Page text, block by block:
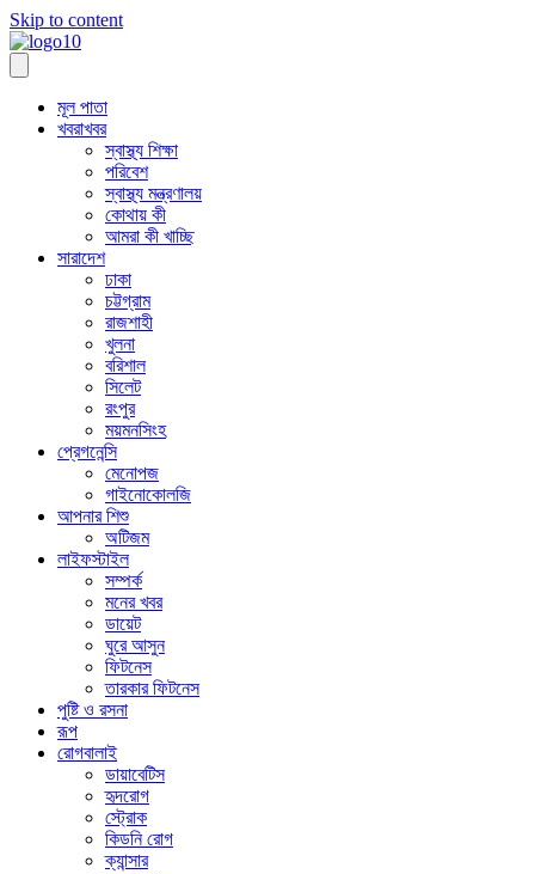
Skip to content
মূল পাতা
খবরাখবর
স্বাস্থ্য শিক্ষা
পরিবেশ
স্বাস্থ্য মন্ত্রণালয়
কোথায় কী
আমরা কী খাচ্ছি
সারাদেশ
ঢাকা
চট্টগ্রাম
রাজশাহী
খুলনা
বরিশাল
সিলেট
রংপুর
ময়মনসিংহ
প্রেগনেন্সি
মেনোপজ
গাইনোকোলজি
আপনার শিশু
অটিজম
লাইফস্টাইল
সম্পর্ক
মনের খবর
ডায়েট
ঘুরে আসুন
ফিটনেস
তারকার ফিটনেস
পুষ্টি ও রসনা
রূপ
রোগবালাই
ডায়াবেটিস
হৃদরোগ
স্ট্রোক
কিডনি রোগ
ক্যান্সার